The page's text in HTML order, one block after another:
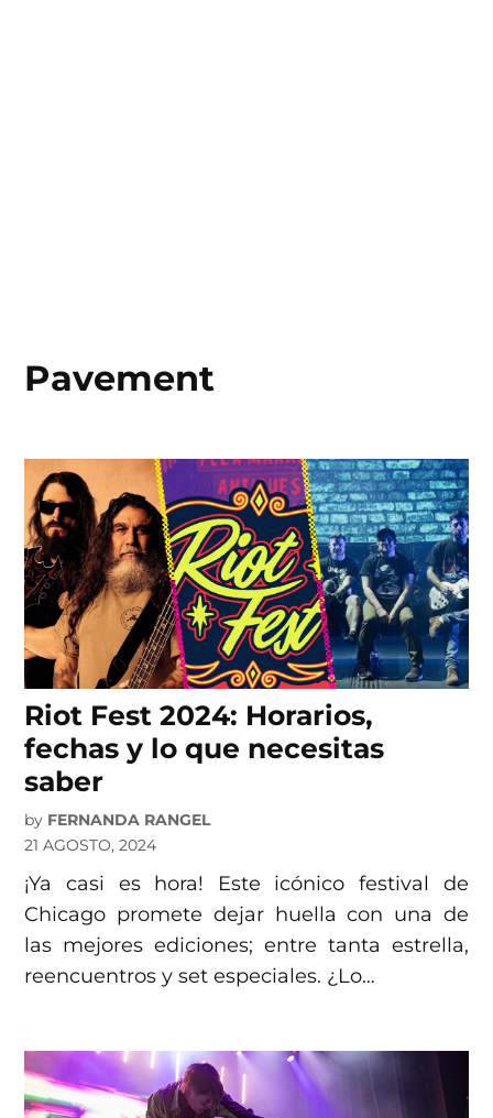
Skip Pavement
Riot Fest 2024: Horarios,
fechas y lo que necesitas
saber
by FERNANDA RANGEL
21 AGOSTO, 2024
¡Ya casi es hora! Este icónico festival de
Chicago promete dejar huella con una de
las mejores ediciones; entre tanta estrella,
reencuentros y set especiales. ¿Lo…